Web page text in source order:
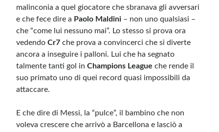
malinconia a quel giocatore che sbranava gli avversari
e che fece dire a Paolo Maldini – non uno qualsiasi –
che “come lui nessuno mai”. Lo stesso si prova ora
vedendoCr7che prova a convincerci che si diverte
ancora a inseguire i palloni. Lui che ha segnato
talmente tanti gol inChampions League che rende il
suo primato uno di quei record quasi impossibili da
attaccare.
E che dire di Messi, la “pulce”, il bambino che non
voleva crescere che arrivò a Barcellona e lasciò a